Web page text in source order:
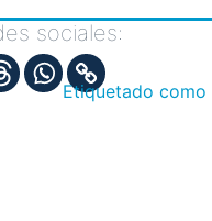
sociales:
Etiquetado como